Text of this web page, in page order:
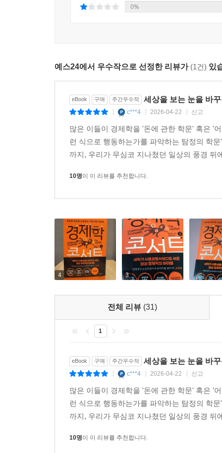
있을 것이다.
0%
예스24에서 우수작으로 선정한 리뷰가(1건)있
eBook 구매 주간우수작 세상을 보는 눈을 바
| c***4 | 2026-04-22 | 신고
많은 이들이 경제학을 '돈에 관한 학문' 혹은 '
런 식으로 행동하는가를 파악하는 탐정의 학
전체 리뷰(31)
eBook 구매 주간우수작 세상을 보는 눈을 바
| c***4 | 2026-04-22 | 신고
많은 이들이 경제학을 '돈에 관한 학문' 혹은 '
런 식으로 행동하는가를 파악하는 탐정의 학